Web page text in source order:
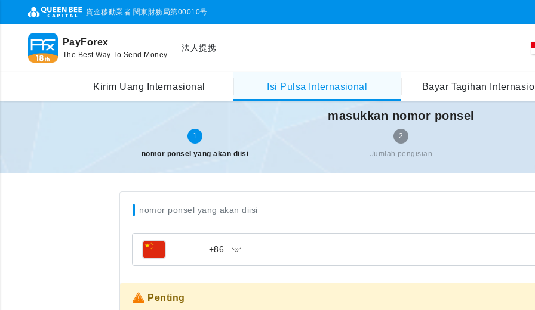
資金移動業者 関東財務局第00010号
PayForex
The Best Way To Send Money
法人提携
Kirim Uang Internasional Isi Pulsa Internasional Bayar Tagihan
Pengisian pulsa Internasional masukkan nomor ponsel
masukkan nomor ponsel
1
nomor ponsel yang akan diisi
2
Jumlah pengisian
nomor ponsel yang akan diisi
+86
Penting